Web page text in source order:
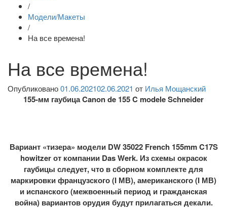
/
Модели/Макеты
/
На все времена!
На все времена!
Опубликовано01.06.202102.06.2021 от Илья Мощанский
155-мм гаубица Canon de 155 C modele Schneider
Вариант «тизера» модели DW 35022 French 155mm C17S
howitzer от компании Das Werk. Из схемы окрасок
гаубицы следует, что в сборном комплекте для
маркировки французского (I МВ), американского (I МВ)
и испанского (межвоенный период и гражданская
война) вариантов орудия будут прилагаться декали.